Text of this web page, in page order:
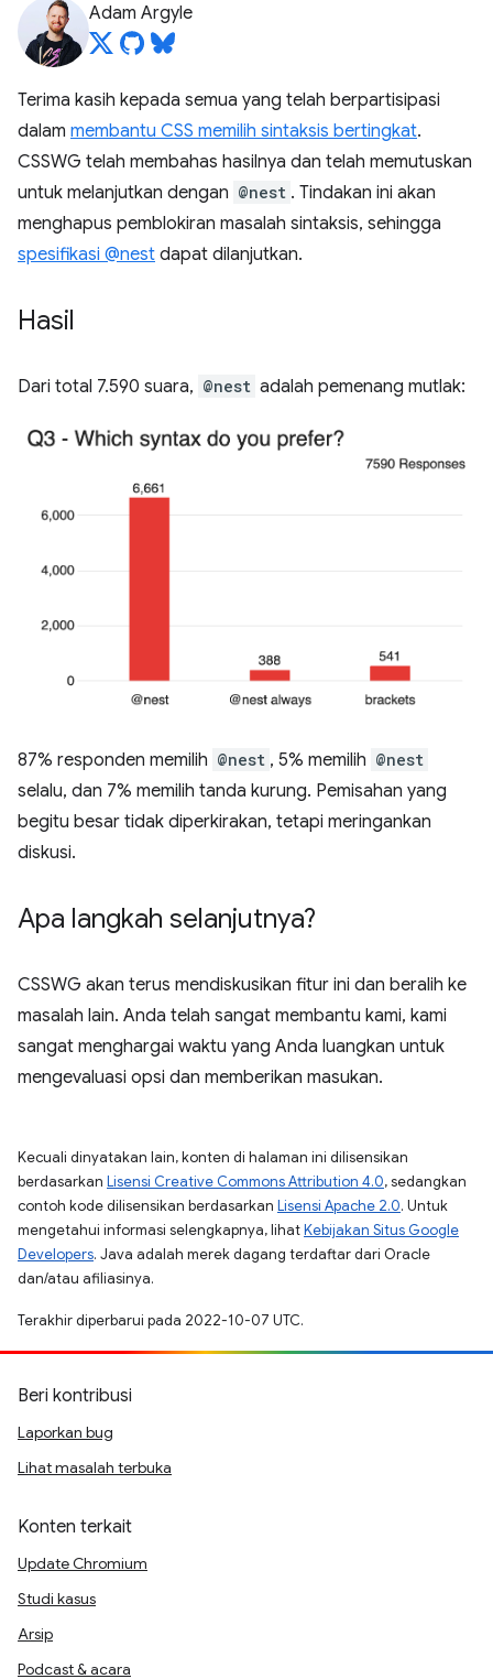
Adam Argyle
Terima kasih kepada semua yang telah berpartisipasi
dalam membantu CSS memilih sintaksis bertingkat.
CSSWG telah membahas hasilnya dan telah memutuskan
untuk melanjutkan dengan @nest . Tindakan ini akan
menghapus pemblokiran masalah sintaksis, sehingga
spesifikasi @nest dapat dilanjutkan.
Hasil
Dari total 7.590 suara, @nest adalah pemenang mutlak:
87% responden memilih @nest , 5% memilih @nest
selalu, dan 7% memilih tanda kurung. Pemisahan yang
begitu besar tidak diperkirakan, tetapi meringankan
diskusi.
Apa langkah selanjutnya?
CSSWG akan terus mendiskusikan fitur ini dan beralih ke
masalah lain. Anda telah sangat membantu kami, kami
sangat menghargai waktu yang Anda luangkan untuk
mengevaluasi opsi dan memberikan masukan.
Kecuali dinyatakan lain, konten di halaman ini dilisensikan
berdasarkan Lisensi Creative Commons Attribution 4.0, sedangkan
contoh kode dilisensikan berdasarkan Lisensi Apache 2.0. Untuk
mengetahui informasi selengkapnya, lihatKebijakan Situs Google
Developers. Java adalah merek dagang terdaftar dari Oracle
dan/atau afiliasinya.
Terakhir diperbarui pada 2022-10-07 UTC.
Beri kontribusi
Laporkan bug
Lihat masalah terbuka
Konten terkait
Update Chromium
Studi kasus
Arsip
Podcast & acara